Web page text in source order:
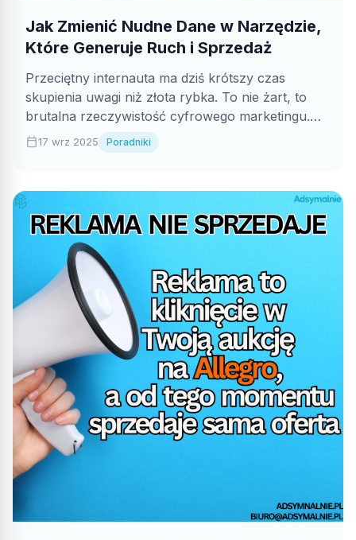
Jak Zmienić Nudne Dane w Narzędzie,
Które Generuje Ruch i Sprzedaż
Przeciętny internauta ma dziś krótszy czas
skupienia uwagi niż złota rybka. To nie żart, to
brutalna rzeczywistość cyfrowego marketingu.
W...
calendar_today17 wrz 2025 Poradniki